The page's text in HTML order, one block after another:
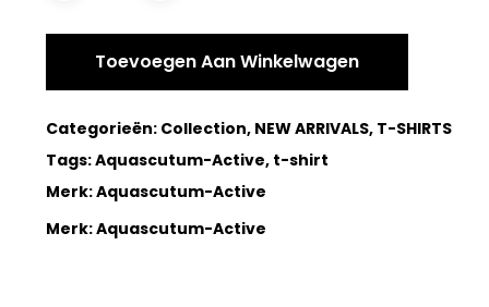
Toevoegen Aan Winkelwagen
Categorieën: Collection, NEW ARRIVALS, T-SHIRTS
Tags:Aquascutum-Active, t-shirt
Merk:Aquascutum-Active
Merk:Aquascutum-Active